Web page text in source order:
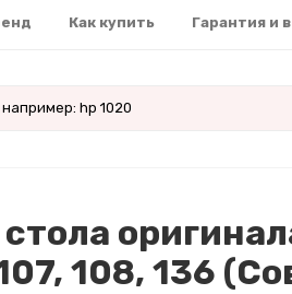
Как купить Гарантия и
108, 136